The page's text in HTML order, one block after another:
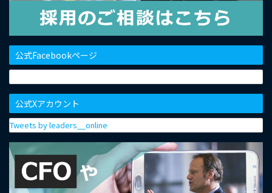
公式Facebookページ
公式Xアカウント
Tweets by leaders__online